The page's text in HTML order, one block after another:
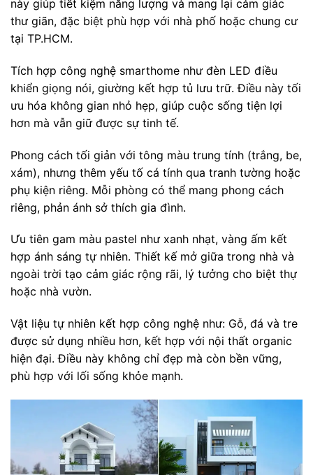
này giúp tiết kiệm năng lượng và mang lại cảm giác
thư giãn, đặc biệt phù hợp với nhà phố hoặc chung cư
tại TP.HCM.
Tích hợp công nghệ smarthome như đèn LED điều
khiển giọng nói, giường kết hợp tủ lưu trữ. Điều này tối
ưu hóa không gian nhỏ hẹp, giúp cuộc sống tiện lợi
hơn mà vẫn giữ được sự tinh tế.
Phong cách tối giản với tông màu trung tính (trắng, be,
xám), nhưng thêm yếu tố cá tính qua tranh tường hoặc
phụ kiện riêng. Mỗi phòng có thể mang phong cách
riêng, phản ánh sở thích gia đình.
Ưu tiên gam màu pastel như xanh nhạt, vàng ấm kết
hợp ánh sáng tự nhiên. Thiết kế mở giữa trong nhà và
ngoài trời tạo cảm giác rộng rãi, lý tưởng cho biệt thự
hoặc nhà vườn.
Vật liệu tự nhiên kết hợp công nghệ như: Gỗ, đá và tre
được sử dụng nhiều hơn, kết hợp với nội thất organic
hiện đại. Điều này không chỉ đẹp mà còn bền vững,
phù hợp với lối sống khỏe mạnh.